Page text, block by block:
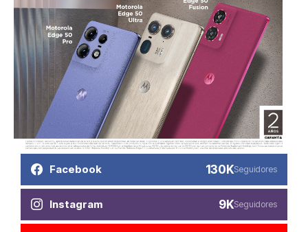
Facebook 130KSeguidores
Instagram 9KSeguidores